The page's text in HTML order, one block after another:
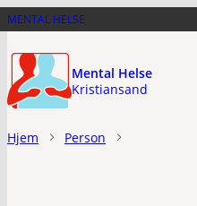
Hopp
hovedinnhold
MENTAL HELSE
Mental Helse
Kristiansand
Hjem Person